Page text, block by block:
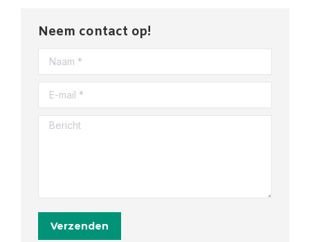
Neem contact op!
Bericht
Verzenden